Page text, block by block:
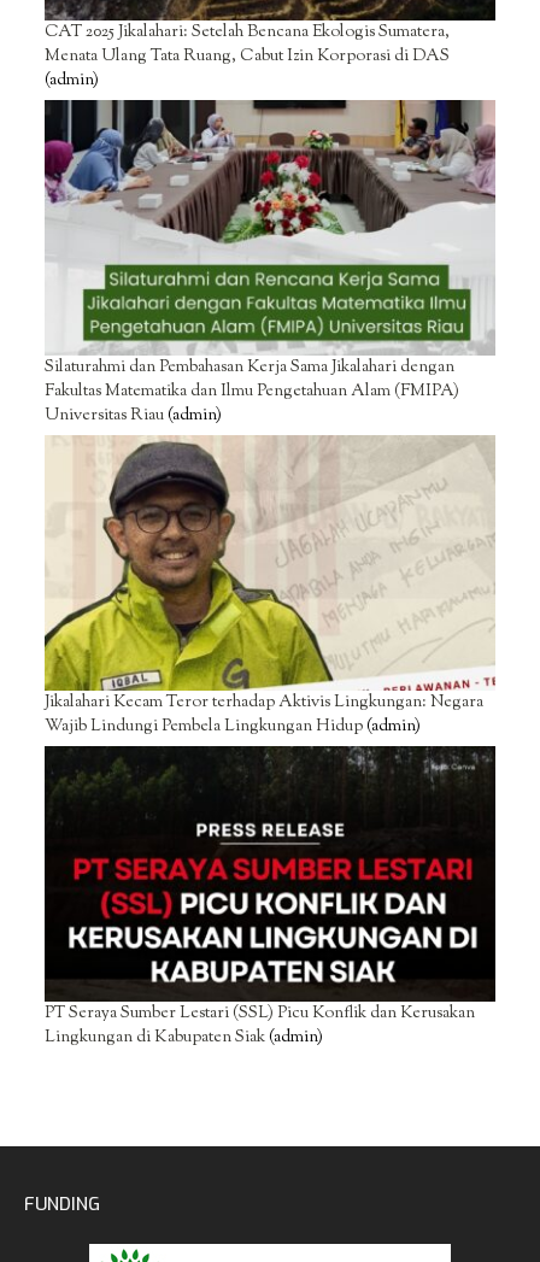
CAT 2025 Jikalahari: Setelah Bencana Ekologis Sumatera,
Menata Ulang Tata Ruang, Cabut Izin Korporasi di DAS
(admin)
Silaturahmi dan Pembahasan Kerja Sama Jikalahari dengan
Fakultas Matematika dan Ilmu Pengetahuan Alam (FMIPA)
Universitas Riau(admin)
Jikalahari Kecam Teror terhadap Aktivis Lingkungan: Negara
Wajib Lindungi Pembela Lingkungan Hidup(admin)
PT Seraya Sumber Lestari (SSL) Picu Konflik dan Kerusakan
Lingkungan di Kabupaten Siak(admin)
FUNDING